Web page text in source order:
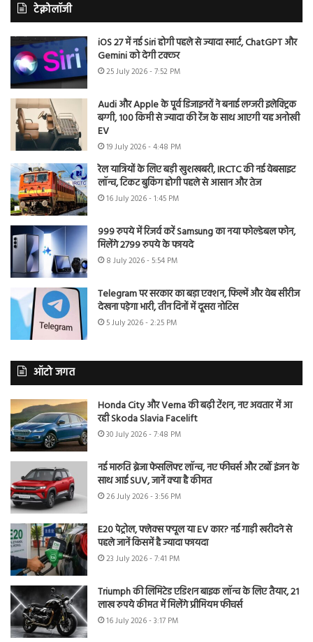
टेक्नोलॉजी
iOS 27 में नई Siri होगी पहले से ज्यादा स्मार्ट, ChatGPT और
Gemini को देगी टक्कर
25 July 2026 - 7:52 PM
Audi और Apple के पूर्व डिजाइनरों ने बनाई लग्जरी इलेक्ट्रिक
बग्गी, 100 किमी से ज्यादा की रेंज के साथ आएगी यह अनोखी
EV
19 July 2026 - 4:48 PM
रेल यात्रियों के लिए बड़ी खुशखबरी, IRCTC की नई वेबसाइट
लॉन्च, टिकट बुकिंग होगी पहले से आसान और तेज
16 July 2026 - 1:45 PM
999 रुपये में रिजर्व करें Samsung का नया फोल्डेबल फोन,
मिलेंगे 2799 रुपये के फायदे
8 July 2026 - 5:54 PM
Telegram पर सरकार का बड़ा एक्शन, फिल्में और वेब सीरीज
देखना पड़ेगा भारी, तीन दिनों में दूसरा नोटिस
5 July 2026 - 2:25 PM
ऑटो जगत
Honda City और Verna की बढ़ी टेंशन, नए अवतार में आ
रही Skoda Slavia Facelift
30 July 2026 - 7:48 PM
नई मारुति ब्रेजा फेसलिफ्ट लॉन्च, नए फीचर्स और टर्बो इंजन के
साथ आई SUV, जानें क्या है कीमत
26 July 2026 - 3:56 PM
E20 पेट्रोल, फ्लेक्स फ्यूल या EV कार? नई गाड़ी खरीदने से
पहले जानें किसमें है ज्यादा फायदा
23 July 2026 - 7:41 PM
Triumph की लिमिटेड एडिशन बाइक लॉन्च के लिए तैयार, 21
लाख रुपये कीमत में मिलेंगे प्रीमियम फीचर्स
16 July 2026 - 3:17 PM